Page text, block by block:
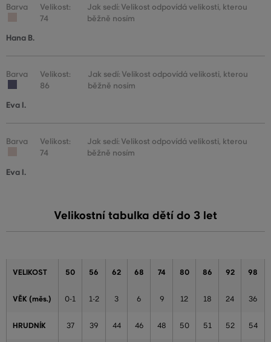
Barva
Velikost:
74
Jak sedí: Velikost odpovídá velikosti, kterou
běžně nosím
Hana B.
Barva
Velikost:
86
Jak sedí: Velikost odpovídá velikosti, kterou
běžně nosím
Eva I.
Barva
Velikost:
74
Jak sedí: Velikost odpovídá velikosti, kterou
běžně nosím
Eva I.
Velikostní tabulka dětí do 3 let
VELIKOST 50 56 62 68 74 80 86 92 98
VĚK (měs.) 0-1 1-2 3 6 9 12 18 24 36
HRUDNÍK 37 39 44 46 48 50 51 52 54